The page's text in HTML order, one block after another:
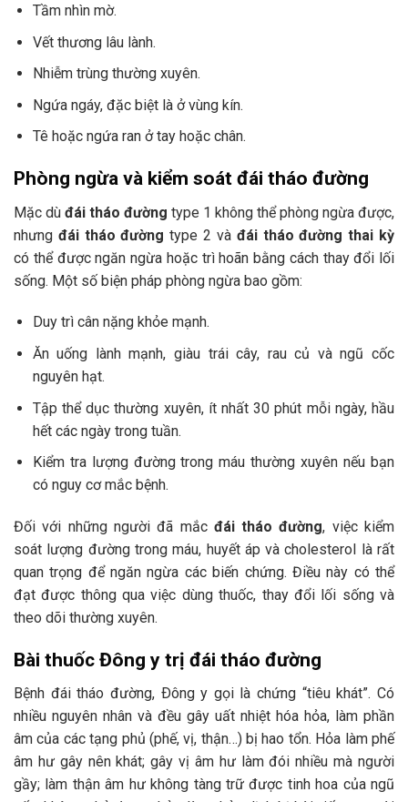
Tầm nhìn mờ.
Vết thương lâu lành.
Nhiễm trùng thường xuyên.
Ngứa ngáy, đặc biệt là ở vùng kín.
Tê hoặc ngứa ran ở tay hoặc chân.
Phòng ngừa và kiểm soát đái tháo đường
Mặc dù đái tháo đường type 1 không thể phòng ngừa được,
nhưng đái tháo đường type 2 và đái tháo đường thai kỳ
có thể được ngăn ngừa hoặc trì hoãn bằng cách thay đổi lối
sống. Một số biện pháp phòng ngừa bao gồm:
Duy trì cân nặng khỏe mạnh.
Ăn uống lành mạnh, giàu trái cây, rau củ và ngũ cốc
nguyên hạt.
Tập thể dục thường xuyên, ít nhất 30 phút mỗi ngày, hầu
hết các ngày trong tuần.
Kiểm tra lượng đường trong máu thường xuyên nếu bạn
có nguy cơ mắc bệnh.
Đối với những người đã mắc đái tháo đường, việc kiểm
soát lượng đường trong máu, huyết áp và cholesterol là rất
quan trọng để ngăn ngừa các biến chứng. Điều này có thể
đạt được thông qua việc dùng thuốc, thay đổi lối sống và
theo dõi thường xuyên.
Bài thuốc Đông y trị đái tháo đường
Bệnh đái tháo đường, Ðông y gọi là chứng “tiêu khát”. Có
nhiều nguyên nhân và đều gây uất nhiệt hóa hỏa, làm phần
âm của các tạng phủ (phế, vị, thận…) bị hao tổn. Hỏa làm phế
âm hư gây nên khát; gây vị âm hư làm đói nhiều mà người
gầy; làm thận âm hư không tàng trữ được tinh hoa của ngũ